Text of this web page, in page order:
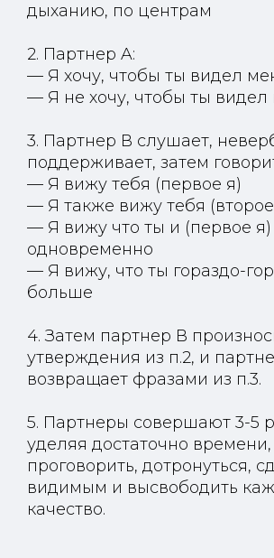
дыханию, по центрам
2. Партнер A:
— Я хочу, чтобы ты видел
— Я не хочу, чтобы ты видел
3. Партнер В слушает,
поддерживает, затем
— Я вижу тебя (первое я)
— Я также вижу тебя
— Я вижу что ты и (первое я)
одновременно
— Я вижу, что ты гораздо-
больше
4. Затем партнер В
утверждения из п.2, и
возвращает фразами из п.3.
5. Партнеры совершают 3-5
уделяя достаточно
проговорить, дотронуться,
видимым и высвободить
качество.